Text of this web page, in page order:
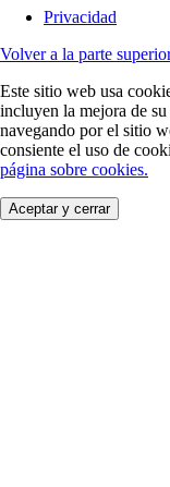
Privacidad
Volver a la parte
Este sitio web usa
incluyen la mejora de
navegando por el sitio
consiente el uso de
página sobre cookies.
Aceptar y cerrar